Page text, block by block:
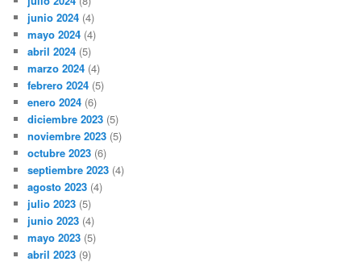
junio 2024 (4)
mayo 2024 (4)
abril 2024 (5)
marzo 2024 (4)
febrero 2024 (5)
enero 2024 (6)
diciembre 2023 (5)
noviembre 2023 (5)
octubre 2023 (6)
septiembre 2023 (4)
agosto 2023 (4)
julio 2023 (5)
junio 2023 (4)
mayo 2023 (5)
abril 2023 (9)